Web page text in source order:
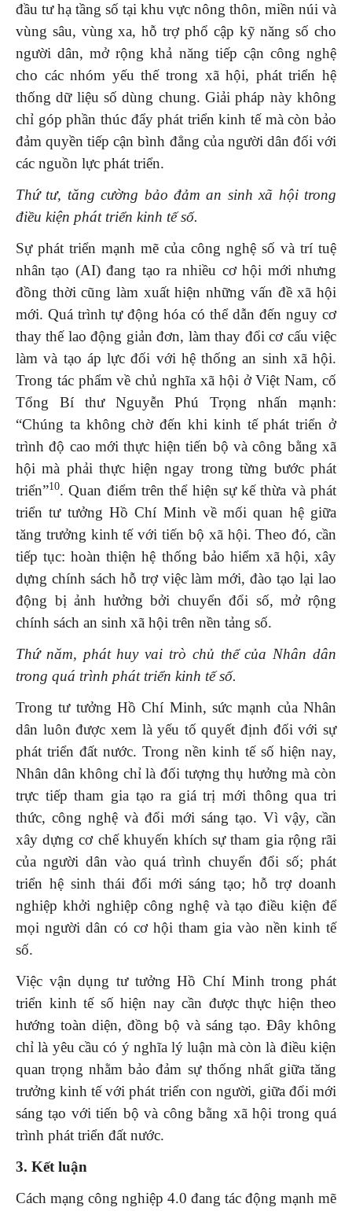
đầu tư hạ tầng số tại khu vực nông thôn, miền núi và
vùng sâu, vùng xa, hỗ trợ phổ cập kỹ năng số cho
người dân, mở rộng khả năng tiếp cận công nghệ
cho các nhóm yếu thế trong xã hội, phát triển hệ
thống dữ liệu số dùng chung. Giải pháp này không
chỉ góp phần thúc đẩy phát triển kinh tế mà còn bảo
đảm quyền tiếp cận bình đẳng của người dân đối với
các nguồn lực phát triển.
Thứ tư, tăng cường bảo đảm an sinh xã hội trong
điều kiện phát triển kinh tế số.
Sự phát triển mạnh mẽ của công nghệ số và trí tuệ
nhân tạo (AI) đang tạo ra nhiều cơ hội mới nhưng
đồng thời cũng làm xuất hiện những vấn đề xã hội
mới. Quá trình tự động hóa có thể dẫn đến nguy cơ
thay thế lao động giản đơn, làm thay đổi cơ cấu việc
làm và tạo áp lực đối với hệ thống an sinh xã hội.
Trong tác phẩm về chủ nghĩa xã hội ở Việt Nam, cố
Tổng Bí thư Nguyễn Phú Trọng nhấn mạnh:
“Chúng ta không chờ đến khi kinh tế phát triển ở
trình độ cao mới thực hiện tiến bộ và công bằng xã
hội mà phải thực hiện ngay trong từng bước phát
triển”10. Quan điểm trên thể hiện sự kế thừa và phát
triển tư tưởng Hồ Chí Minh về mối quan hệ giữa
tăng trưởng kinh tế với tiến bộ xã hội. Theo đó, cần
tiếp tục: hoàn thiện hệ thống bảo hiểm xã hội, xây
dựng chính sách hỗ trợ việc làm mới, đào tạo lại lao
động bị ảnh hưởng bởi chuyển đổi số, mở rộng
chính sách an sinh xã hội trên nền tảng số.
Thứ năm, phát huy vai trò chủ thể của Nhân dân
trong quá trình phát triển kinh tế số.
Trong tư tưởng Hồ Chí Minh, sức mạnh của Nhân
dân luôn được xem là yếu tố quyết định đối với sự
phát triển đất nước. Trong nền kinh tế số hiện nay,
Nhân dân không chỉ là đối tượng thụ hưởng mà còn
trực tiếp tham gia tạo ra giá trị mới thông qua tri
thức, công nghệ và đổi mới sáng tạo. Vì vậy, cần
xây dựng cơ chế khuyến khích sự tham gia rộng rãi
của người dân vào quá trình chuyển đổi số; phát
triển hệ sinh thái đổi mới sáng tạo; hỗ trợ doanh
nghiệp khởi nghiệp công nghệ và tạo điều kiện để
mọi người dân có cơ hội tham gia vào nền kinh tế
số.
Việc vận dụng tư tưởng Hồ Chí Minh trong phát
triển kinh tế số hiện nay cần được thực hiện theo
hướng toàn diện, đồng bộ và sáng tạo. Đây không
chỉ là yêu cầu có ý nghĩa lý luận mà còn là điều kiện
quan trọng nhằm bảo đảm sự thống nhất giữa tăng
trưởng kinh tế với phát triển con người, giữa đổi mới
sáng tạo với tiến bộ và công bằng xã hội trong quá
trình phát triển đất nước.
3. Kết luận
Cách mạng công nghiệp 4.0 đang tác động mạnh mẽ